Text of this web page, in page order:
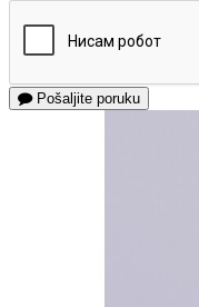
Pošaljite poruku